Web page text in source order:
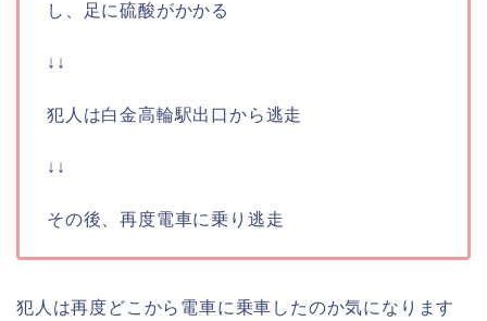
し、足に硫酸がかかる
↓↓
犯人は白金高輪駅出口から逃走
↓↓
その後、再度電車に乗り逃走
犯人は再度どこから電車に乗車したのか気になります